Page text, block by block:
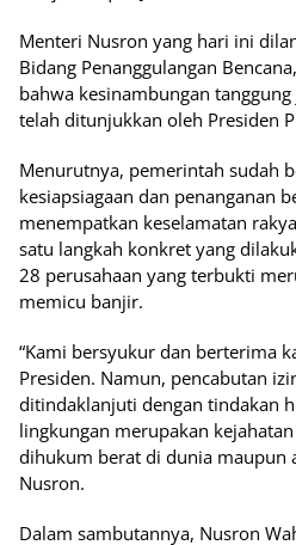
Menteri Nusron yang hari ini
Bidang Penanggulangan
bahwa kesinambungan
telah ditunjukkan oleh Presiden
Menurutnya, pemerintah sudah
kesiapsiagaan dan penanganan
menempatkan keselamatan
satu langkah konkret yang
28 perusahaan yang terbukti
memicu banjir.
“Kami bersyukur dan berterima
Presiden. Namun, pencabutan
ditindaklanjuti dengan tindakan
lingkungan merupakan
dihukum berat di dunia maupun
Nusron.
Dalam sambutannya, Nusron